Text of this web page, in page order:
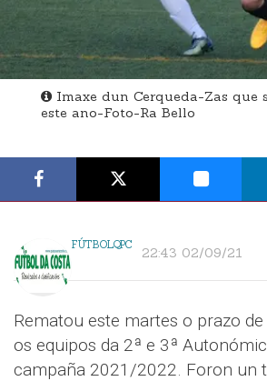
Imaxe dun Cerqueda-Zas que
este ano-Foto-Ra Bello
FÚTBOLQPC 22:43 02/09/21
Rematou este martes o prazo
os equipos da 2ª e 3ª
campaña 2021/2022. Foron un